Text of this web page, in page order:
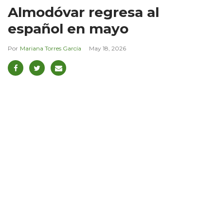
Almodóvar regresa al
español en mayo
Mariana Torres García May 18, 2026